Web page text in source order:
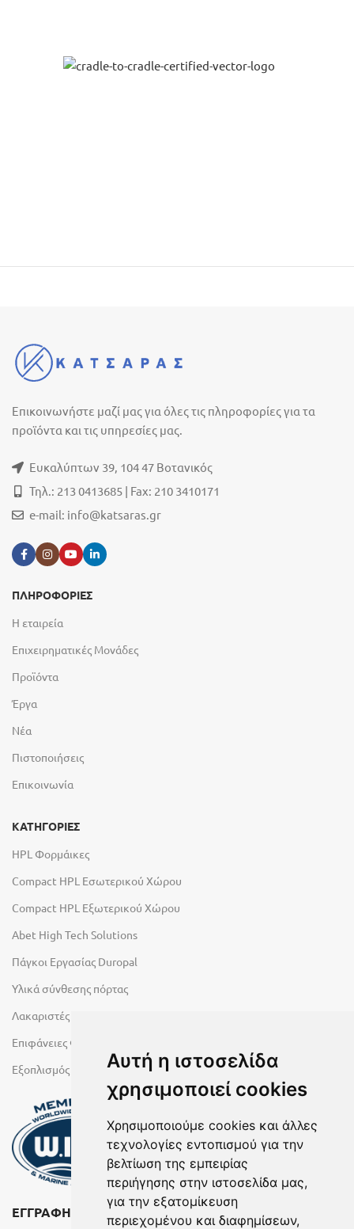
Αυτή η ιστοσελίδα
χρησιμοποιεί cookies
Χρησιμοποιούμε cookies και άλλες
τεχνολογίες εντοπισμού για την
βελτίωση της εμπειρίας
περιήγησης στην ιστοσελίδα μας,
για την εξατομίκευση
περιεχομένου και διαφημίσεων,
Επικοινωνήστε μαζί μας για όλες τις πληροφορίες για τα
προϊόντα και τις υπηρεσίες μας.
Ευκαλύπτων 39, 104 47 Βοτανικός
Τηλ.: 213 0413685 | Fax: 210 3410171
e-mail: info@katsaras.gr
ΠΛΗΡΟΦΟΡΙΕΣ
Η εταιρεία
Επιχειρηματικές Μονάδες
Προϊόντα
Έργα
Νέα
Πιστοποιήσεις
Επικοινωνία
ΚΑΤΗΓΟΡΙΕΣ
HPL Φορμάικες
Compact HPL Εσωτερικού Χώρου
Compact HPL Εξωτερικού Χώρου
Abet High Tech Solutions
Πάγκοι Εργασίας Duropal
Υλικά σύνθεσης πόρτας
Λακαριστές επιφάνειες Primeboard
Επιφάνειες Φυσικών Πετρωμάτων
Εξοπλισμός Υγρών Χώρων
ΕΓΓΡΑΦΗ ΣΤΟ NEWSLETTER